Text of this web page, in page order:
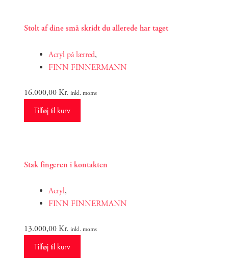
Stolt af dine små skridt du allerede har taget
Acryl på lærred,
FINN FINNERMANN
16.000,00Kr. inkl. moms
Tilføj til kurv
Stak fingeren i kontakten
Acryl,
FINN FINNERMANN
13.000,00Kr. inkl. moms
Tilføj til kurv